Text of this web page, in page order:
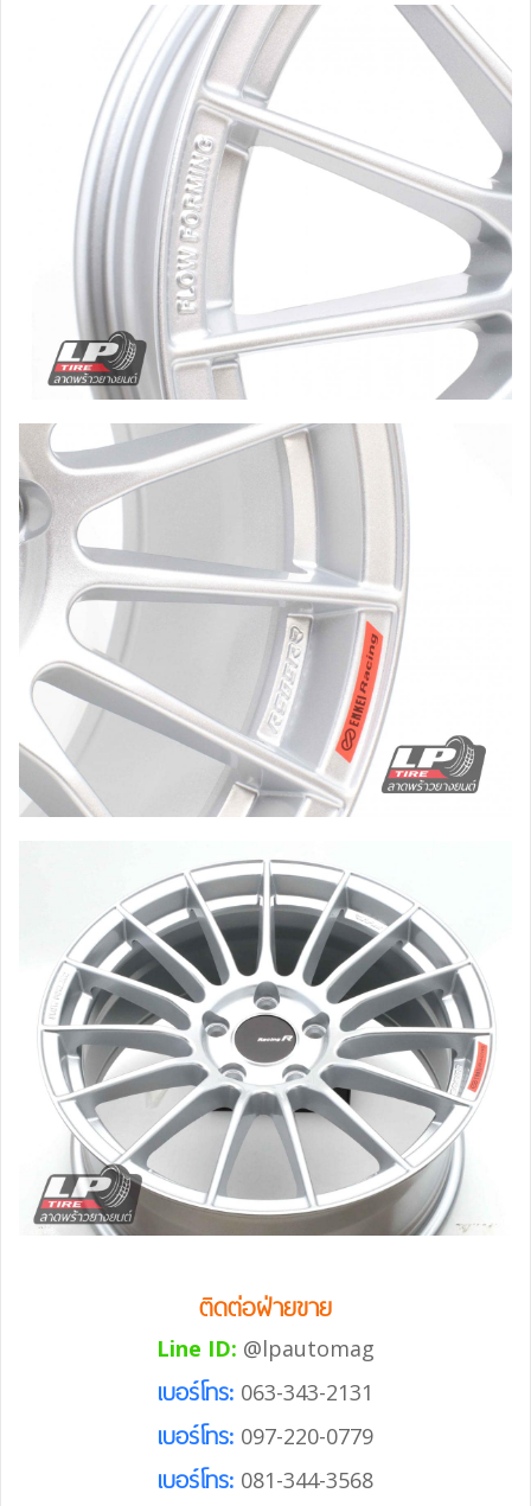
ติดต่อฝ่ายขาย
Line ID: @lpautomag
เบอร์โทร: 063-343-2131
เบอร์โทร: 097-220-0779
เบอร์โทร: 081-344-3568